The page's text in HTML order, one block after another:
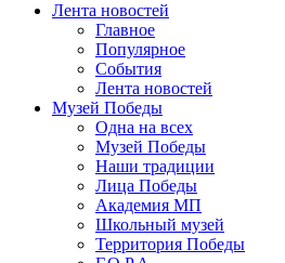
Лента новостей
Главное
Популярное
События
Лента новостей
Музей Победы
Одна на всех
Музей Победы
Наши традиции
Лица Победы
Академия МП
Школьный музей
Территория Победы